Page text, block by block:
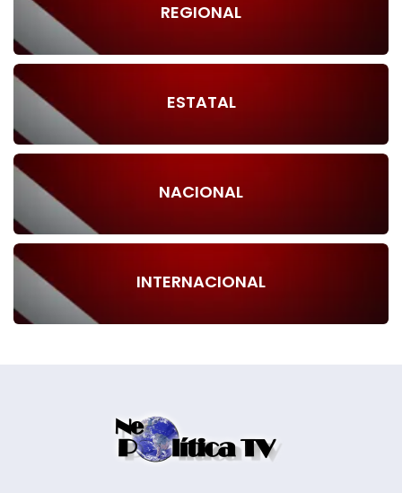
REGIONAL
ESTATAL
NACIONAL
INTERNACIONAL